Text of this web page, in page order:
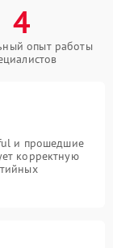
4
опыт работы
и прошедшие
корректную